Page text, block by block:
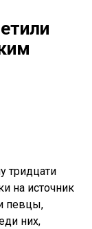
тридцати
на источник
певцы,
них,